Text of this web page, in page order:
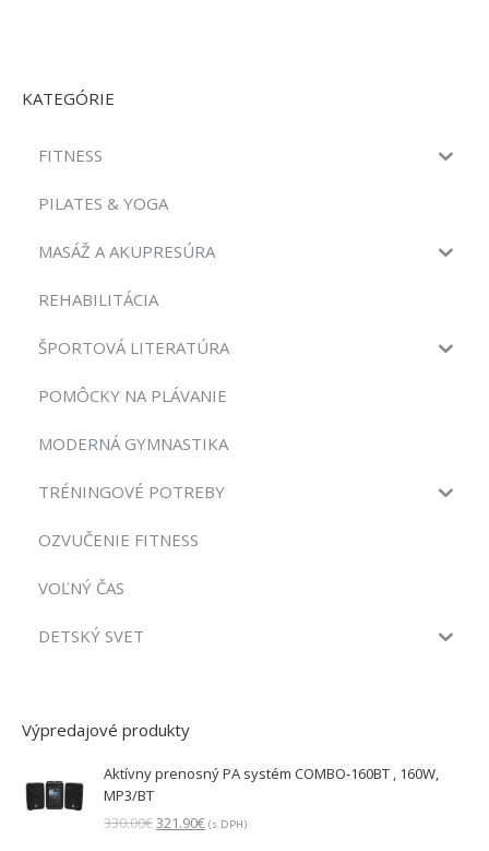
KATEGÓRIE
FITNESS
PILATES & YOGA
MASÁŽ A AKUPRESÚRA
REHABILITÁCIA
ŠPORTOVÁ LITERATÚRA
POMÔCKY NA PLÁVANIE
MODERNÁ GYMNASTIKA
TRÉNINGOVÉ POTREBY
OZVUČENIE FITNESS
VOĽNÝ ČAS
DETSKÝ SVET
Výpredajové produkty
Aktívny prenosný PA systém COMBO-160BT , 160W,
MP3/BT
330.00€Pôvodná
321.90€Aktuálna
(s DPH)